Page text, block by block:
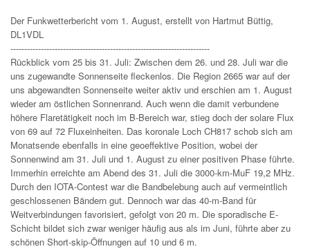
Der Funkwetterbericht vom 1. August, erstellt von Hartmut Büttig,
DL1VDL
------------------------------------------------------------------------
Rückblick vom 25 bis 31. Juli: Zwischen dem 26. und 28. Juli war die
uns zugewandte Sonnenseite fleckenlos. Die Region 2665 war auf der
uns abgewandten Sonnenseite weiter aktiv und erschien am 1. August
wieder am östlichen Sonnenrand. Auch wenn die damit verbundene
höhere Flaretätigkeit noch im B-Bereich war, stieg doch der solare Flux
von 69 auf 72 Fluxeinheiten. Das koronale Loch CH817 schob sich am
Monatsende ebenfalls in eine geoeffektive Position, wobei der
Sonnenwind am 31. Juli und 1. August zu einer positiven Phase führte.
Immerhin erreichte am Abend des 31. Juli die 3000-km-MuF 19,2 MHz.
Durch den IOTA-Contest war die Bandbelebung auch auf vermeintlich
geschlossenen Bändern gut. Dennoch war das 40-m-Band für
Weitverbindungen favorisiert, gefolgt von 20 m. Die sporadische E-
Schicht bildet sich zwar weniger häufig aus als im Juni, führte aber zu
schönen Short-skip-Öffnungen auf 10 und 6 m.